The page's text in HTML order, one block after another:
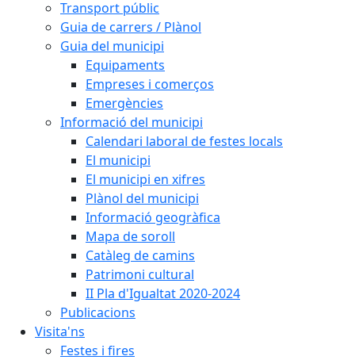
Transport públic
Guia de carrers / Plànol
Guia del municipi
Equipaments
Empreses i comerços
Emergències
Informació del municipi
Calendari laboral de festes locals
El municipi
El municipi en xifres
Plànol del municipi
Informació geogràfica
Mapa de soroll
Catàleg de camins
Patrimoni cultural
II Pla d'Igualtat 2020-2024
Publicacions
Visita'ns
Festes i fires